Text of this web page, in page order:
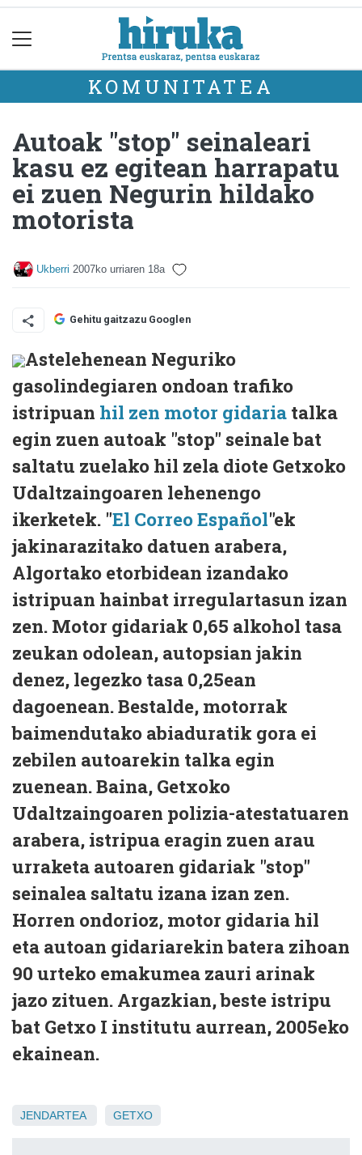
KOMUNITATEA
Autoak "stop" seinaleari
kasu ez egitean harrapatu
ei zuen Negurin hildako
motorista
Ukberri 2007ko urriaren 18a
Gehitu gaitzazu Googlen
Astelehenean Neguriko
gasolindegiaren ondoan trafiko
istripuan hil zen motor gidaria talka
egin zuen autoak "stop" seinale bat
saltatu zuelako hil zela diote Getxoko
Udaltzaingoaren lehenengo
ikerketek. "El Correo Español"ek
jakinarazitako datuen arabera,
Algortako etorbidean izandako
istripuan hainbat irregulartasun izan
zen. Motor gidariak 0,65 alkohol tasa
zeukan odolean, autopsian jakin
denez, legezko tasa 0,25ean
dagoenean. Bestalde, motorrak
baimendutako abiaduratik gora ei
zebilen autoarekin talka egin
zuenean. Baina, Getxoko
Udaltzaingoaren polizia-atestatuaren
arabera, istripua eragin zuen arau
urraketa autoaren gidariak "stop"
seinalea saltatu izana izan zen.
Horren ondorioz, motor gidaria hil
eta autoan gidariarekin batera zihoan
90 urteko emakumea zauri arinak
jazo zituen. Argazkian, beste istripu
bat Getxo I institutu aurrean, 2005eko
ekainean.
JENDARTEA GETXO